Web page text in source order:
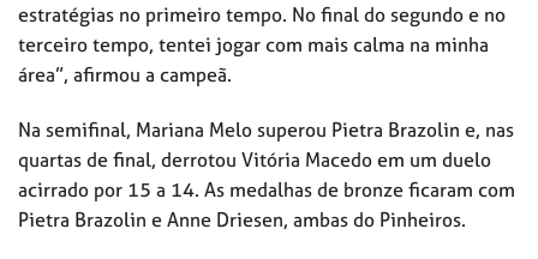
estratégias no primeiro tempo. No final do segundo e no
terceiro tempo, tentei jogar com mais calma na minha
área”, afirmou a campeã.
Na semifinal, Mariana Melo superou Pietra Brazolin e, nas
quartas de final, derrotou Vitória Macedo em um duelo
acirrado por 15 a 14. As medalhas de bronze ficaram com
Pietra Brazolin e Anne Driesen, ambas do Pinheiros.